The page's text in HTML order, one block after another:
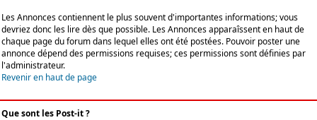
Les Annonces contiennent le plus souvent d'importantes informations; vous
devriez donc les lire dès que possible. Les Annonces apparaîssent en haut de
chaque page du forum dans lequel elles ont été postées. Pouvoir poster une
annonce dépend des permissions requises; ces permissions sont définies par
l'administrateur.
Revenir en haut de page
Que sont les Post-it ?